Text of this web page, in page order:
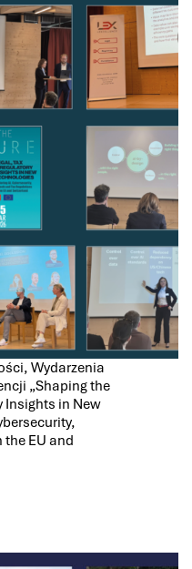
, Wydarzenia
„Shaping the
Insights in New
the EU and